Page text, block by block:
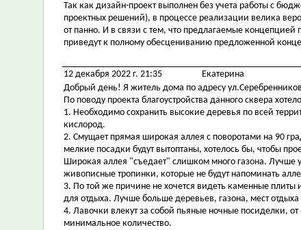
Так как дизайн-проект выполнен без учета работы с
проектных решений), в процессе реализации велика
от панно. И в связи с тем, что предлагаемые концепцией
приведут к полному обесцениванию предложенной
12 декабря 2022 г. 21:35
Екатерина
Добрый день! Я житель дома по адресу
По поводу проекта благоустройства данного сквера
1. Необходимо сохранить высокие деревья по всей
кислород.
2. Смущает прямая широкая аллея с поворотами на 90
мелкие посадки будут вытоптаны, хотелось бы, чтобы
Широкая аллея "съедает" слишком много газона.
живописные тропинки, которые не будут напоминать
3. По той же причине не хочется видеть каменные плиты
для отдыха. Лучше больше деревьев, газона, мест отдыха
4. Лавочки влекут за собой пьяные ночные посиделки,
минимальное количество.